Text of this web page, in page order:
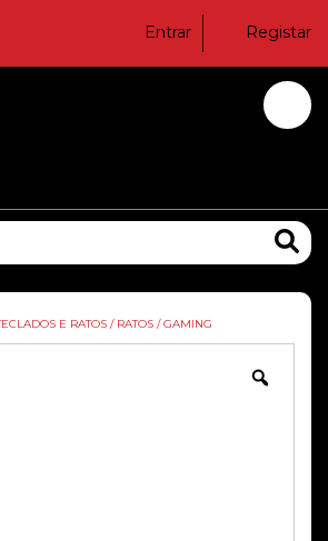
Entrar Registar
E RATOS / RATOS / GAMING